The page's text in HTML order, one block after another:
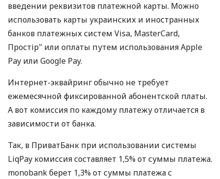
введении реквизитов платежной карты. Можно
использовать карты украинских и иностранных
банков платежных систем Visa, MasterCard,
Простір" или оплаты путем использования Apple
Pay или Google Pay.
Интернет-эквайринг обычно не требует
ежемесячной фиксированной абонентской платы.
А вот комиссия по каждому платежу отличается в
зависимости от банка.
Так, в ПриватБанк при использовании системы
LiqPay комиссия составляет 1,5% от суммы платежа.
monobank берет 1,3% от суммы платежа с